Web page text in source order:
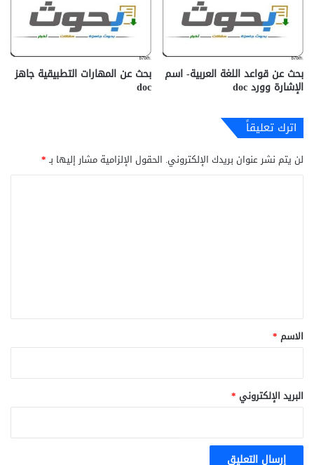
بحث عن قواعد اللغة العربية- اسم
الإشارة وورد doc
بحث عن المهارات التطبيقية جاهز
doc‎
اترك تعليقاً
لن يتم نشر عنوان بريدك الإلكتروني. الحقول الإلزامية مشار إليها بـ*
*
الاسم *
البريد الإلكتروني *